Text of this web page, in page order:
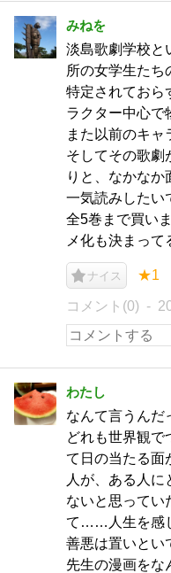
みねを
淡島歌劇学校と
所の女学生たち
特定されておら
ラクター中心で
また以前のキャ
そしてその歌劇
りと、なかなか
一気読みしたい
全5巻まで買い
メ化も決まって
ナイス ★1
コメント(0)
わたし
なんて言うん
どれも世界観で
て日の当たる面
人が、ある人に
ないと思ってい
て……人生を感
善悪は置いとい
先生の漫画をな